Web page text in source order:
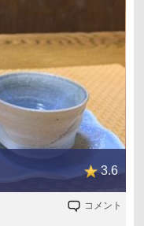
3.6
コメント